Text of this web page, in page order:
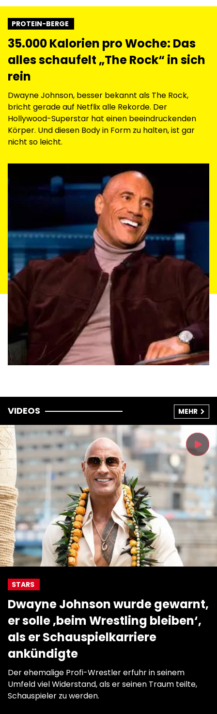
PROTEIN-BERGE
35.000 Kalorien pro Woche: Das
alles schaufelt „The Rock“ in sich
rein
Dwayne Johnson, besser bekannt als The Rock,
bricht gerade auf Netflix alle Rekorde. Der
Hollywood-Superstar hat einen beeindruckenden
Körper. Und diesen Body in Form zu halten, ist gar
nicht so leicht.
VIDEOS MEHR
STARS
Dwayne Johnson wurde gewarnt,
er solle ‚beim Wrestling bleiben‘,
als er Schauspielkarriere
ankündigte
Der ehemalige Profi-Wrestler erfuhr in seinem
Umfeld viel Widerstand, als er seinen Traum teilte,
Schauspieler zu werden.